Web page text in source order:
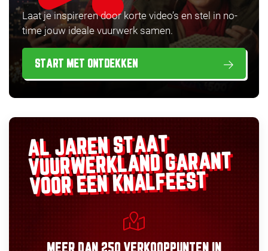
Laat je inspireren door korte video’s en stel in no-
time jouw ideale vuurwerk samen.
START MET ONTDEKKEN
AL JAREN STAAT
VUURWERKLANDGARANT
VOOR EEN KNALFEEST